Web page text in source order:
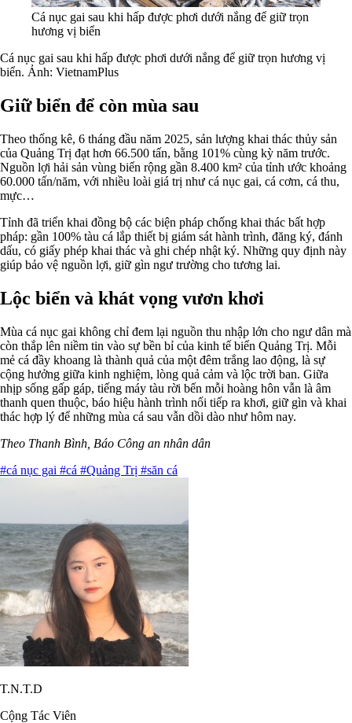
Cá nục gai sau khi hấp được phơi dưới nắng để giữ trọn
hương vị biển
Cá nục gai sau khi hấp được phơi dưới nắng để giữ trọn hương vị
biển. Ảnh: VietnamPlus
Giữ biển để còn mùa sau
Theo thống kê, 6 tháng đầu năm 2025, sản lượng khai thác thủy sản
của Quảng Trị đạt hơn 66.500 tấn, bằng 101% cùng kỳ năm trước.
Nguồn lợi hải sản vùng biển rộng gần 8.400 km² của tỉnh ước khoảng
60.000 tấn/năm, với nhiều loài giá trị như cá nục gai, cá cơm, cá thu,
mực…
Tỉnh đã triển khai đồng bộ các biện pháp chống khai thác bất hợp
pháp: gần 100% tàu cá lắp thiết bị giám sát hành trình, đăng ký, đánh
dấu, có giấy phép khai thác và ghi chép nhật ký. Những quy định này
giúp bảo vệ nguồn lợi, giữ gìn ngư trường cho tương lai.
Lộc biển và khát vọng vươn khơi
Mùa cá nục gai không chỉ đem lại nguồn thu nhập lớn cho ngư dân mà
còn thắp lên niềm tin vào sự bền bỉ của kinh tế biển Quảng Trị. Mỗi
mẻ cá đầy khoang là thành quả của một đêm trắng lao động, là sự
cộng hưởng giữa kinh nghiệm, lòng quả cảm và lộc trời ban. Giữa
nhịp sống gấp gáp, tiếng máy tàu rời bến mỗi hoàng hôn vẫn là âm
thanh quen thuộc, báo hiệu hành trình nối tiếp ra khơi, giữ gìn và khai
thác hợp lý để những mùa cá sau vẫn dồi dào như hôm nay.
Theo Thanh Bình, Báo Công an nhân dân
#cá nục gai #cá #Quảng Trị #săn cá
T.N.T.D
Cộng Tác Viên